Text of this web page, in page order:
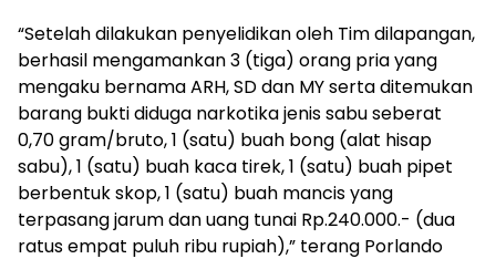
“Setelah dilakukan penyelidikan oleh Tim dilapangan,
berhasil mengamankan 3 (tiga) orang pria yang
mengaku bernama ARH, SD dan MY serta ditemukan
barang bukti diduga narkotika jenis sabu seberat
0,70 gram/bruto, 1 (satu) buah bong (alat hisap
sabu), 1 (satu) buah kaca tirek, 1 (satu) buah pipet
berbentuk skop, 1 (satu) buah mancis yang
terpasang jarum dan uang tunai Rp.240.000.- (dua
ratus empat puluh ribu rupiah),” terang Porlando